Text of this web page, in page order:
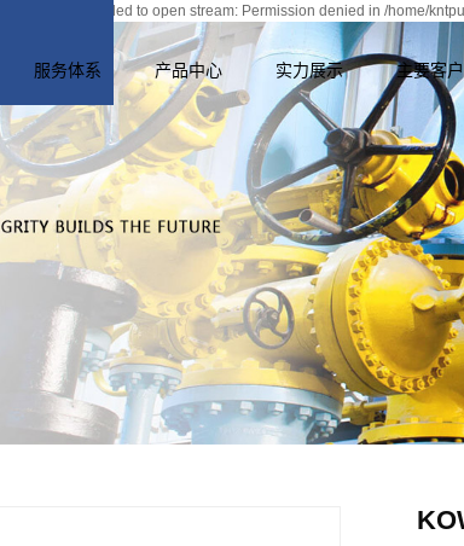
failed to open stream: Permission denied in /home/
服务体系
售后服务
逆向工程
应用领域
产品中心
悬臂式
两端支撑式
立式
实力展示
企业外景
研发能力
生产能力
铸造能力
试验能力
质量保证
主要客户